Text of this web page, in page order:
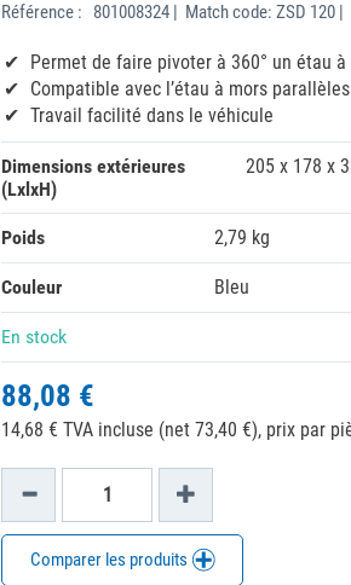
Référence : 801008324 | Match code: ZSD 120 |
Permet de faire pivoter à 360° un étau à
Compatible avec l’étau à mors
Travail facilité dans le véhicule
Dimensions extérieures
(LxlxH)
205 x 178 x
Poids 2,79 kg
Couleur Bleu
En stock
88,08 €
14,68 € TVA incluse (net 73,40 €), prix par
Comparer les produits